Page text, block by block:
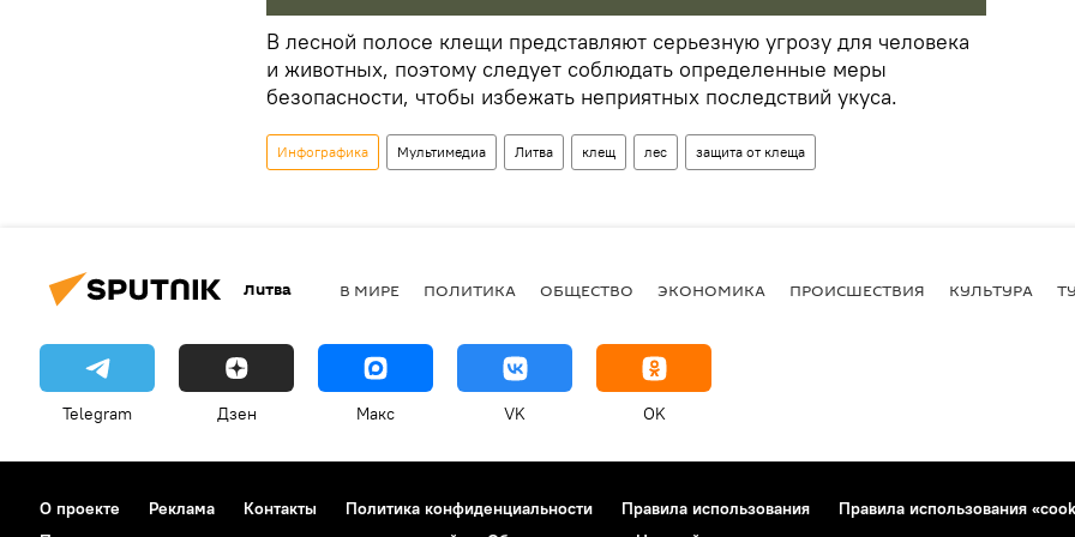
В лесной полосе клещи представляют серьезную угрозу для человека
и животных, поэтому следует соблюдать определенные меры
безопасности, чтобы избежать неприятных последствий укуса.
Инфографика Мультимедиа Литва клещ лес защита от клеща
Литва В МИРЕ ПОЛИТИКА ОБЩЕСТВО ЭКОНОМИКА ПРОИСШЕСТВИЯ КУЛЬТУРА
Telegram Дзен Макс VK OK
О проекте Реклама Контакты Политика конфиденциальности Правила использования
Правила использования